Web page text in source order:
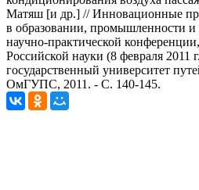
Матяш [и др.] // Инновационные
в образовании, промышленности и
научно-практической
Российской науки (8 февраля 2011
государственный университет
ОмГУПС, 2011. - С. 140-145.